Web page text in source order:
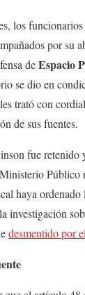
los
por su
deEspacio
se dio en
trató con
de sus fuentes.
fue retenido
Público
haya
investigación
desmentido por